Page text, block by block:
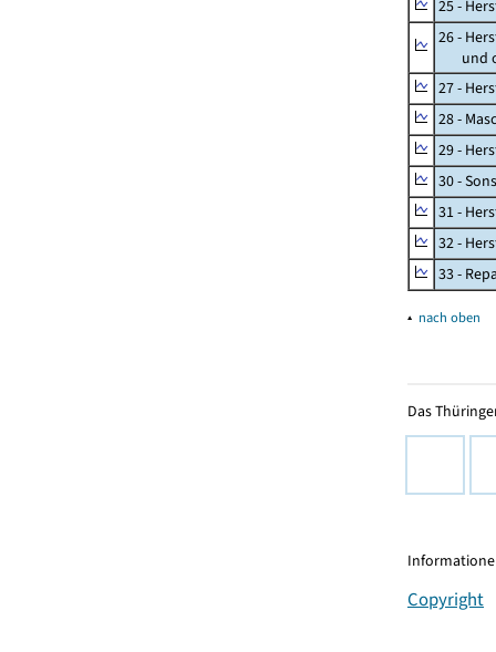
25 -
26 -
und
27 -
28 -
29 -
30 -
31 -
32 -
33 -
▴ nach oben
Das
Copyright